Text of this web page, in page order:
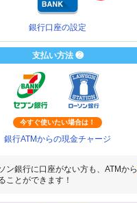
銀行口座の設定
支払い方法 ❷
今すぐ使いたい場合は！
銀行ATMからの現金チャージ
ン銀行に口座がない方も、ATMから
ことができます！